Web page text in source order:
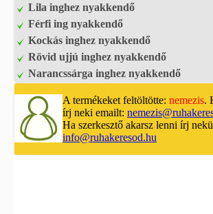
Lila inghez nyakkendő
Férfi ing nyakkendő
Kockás inghez nyakkendő
Rövid ujjú inghez nyakkendő
Narancssárga inghez nyakkendő
A termékeket feltöltötte: nemezis.
írj neki emailt:
Ha szerkesztő akarsz lenni írj
info@ruhakeresod.hu